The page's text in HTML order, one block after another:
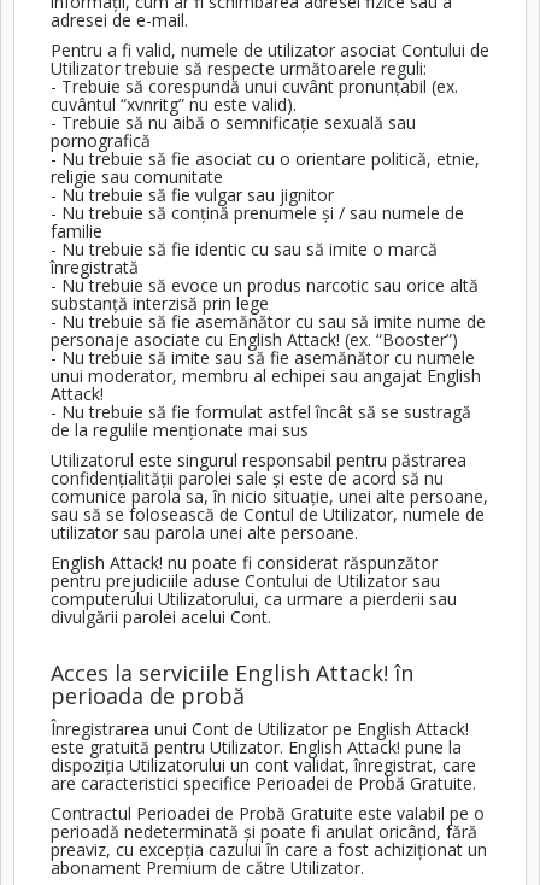
adresei de e-mail.
Pentru a fi valid, numele de utilizator asociat Contului de
Utilizator trebuie să respecte următoarele reguli:
- Trebuie să corespundă unui cuvânt pronunțabil (ex.
cuvântul “xvnritg” nu este valid).
- Trebuie să nu aibă o semnificație sexuală sau
pornografică
- Nu trebuie să fie asociat cu o orientare politică, etnie,
religie sau comunitate
- Nu trebuie să fie vulgar sau jignitor
- Nu trebuie să conțină prenumele și / sau numele de
familie
- Nu trebuie să fie identic cu sau să imite o marcă
înregistrată
- Nu trebuie să evoce un produs narcotic sau orice altă
substanță interzisă prin lege
- Nu trebuie să fie asemănător cu sau să imite nume de
personaje asociate cu English Attack! (ex. “Booster”)
- Nu trebuie să imite sau să fie asemănător cu numele
unui moderator, membru al echipei sau angajat English
Attack!
- Nu trebuie să fie formulat astfel încât să se sustragă
de la regulile menționate mai sus
Utilizatorul este singurul responsabil pentru păstrarea
confidențialității parolei sale și este de acord să nu
comunice parola sa, în nicio situație, unei alte persoane,
sau să se folosească de Contul de Utilizator, numele de
utilizator sau parola unei alte persoane.
English Attack! nu poate fi considerat răspunzător
pentru prejudiciile aduse Contului de Utilizator sau
computerului Utilizatorului, ca urmare a pierderii sau
divulgării parolei acelui Cont.
Acces la serviciile English Attack! în
perioada de probă
Înregistrarea unui Cont de Utilizator pe English Attack!
este gratuită pentru Utilizator. English Attack! pune la
dispoziția Utilizatorului un cont validat, înregistrat, care
are caracteristici specifice Perioadei de Probă Gratuite.
Contractul Perioadei de Probă Gratuite este valabil pe o
perioadă nedeterminată și poate fi anulat oricând, fără
preaviz, cu excepția cazului în care a fost achiziționat un
abonament Premium de către Utilizator.